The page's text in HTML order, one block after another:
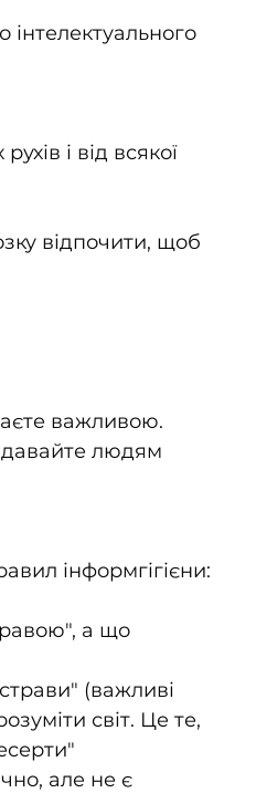
і від всякої
відпочити, щоб
важливою.
давайте людям
інформгігієни:
а що
(важливі
світ. Це те,
але не є